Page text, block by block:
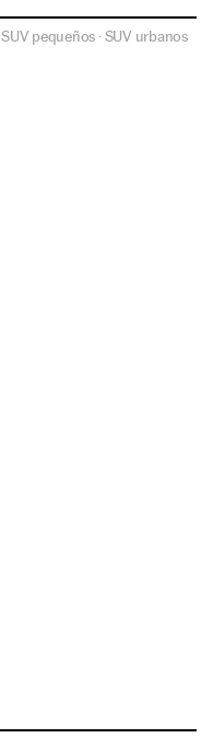
SUV pequeños ·SUV urbanos